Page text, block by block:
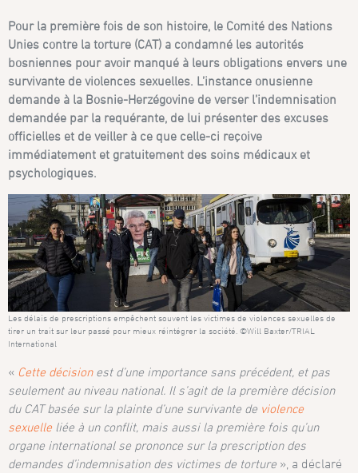
Pour la première fois de son histoire, le Comité des Nations
Unies contre la torture (CAT) a condamné les autorités
bosniennes pour avoir manqué à leurs obligations envers une
survivante de violences sexuelles. L’instance onusienne
demande à la Bosnie-Herzégovine de verser l’indemnisation
demandée par la requérante, de lui présenter des excuses
officielles et de veiller à ce que celle-ci reçoive
immédiatement et gratuitement des soins médicaux et
psychologiques.
Les délais de prescriptions empêchent souvent les victimes de violences sexuelles de
tirer un trait sur leur passé pour mieux réintégrer la société. ©Will Baxter/TRIAL
International
« Cette décisionest d’une importance sans précédent, et pas
seulement au niveau national. Il s’agit de la première décision
du CAT basée sur la plainte d’une survivante de violence
sexuelleliée à un conflit, mais aussi la première fois qu’un
organe international se prononce sur la prescription des
demandes d’indemnisation des victimes de torture », a déclaré